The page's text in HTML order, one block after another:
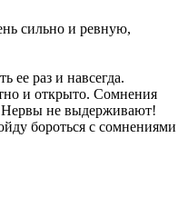
сильно и ревную,
ее раз и навсегда.
и открыто. Сомнения
Нервы не выдерживают!
бороться с сомнениями